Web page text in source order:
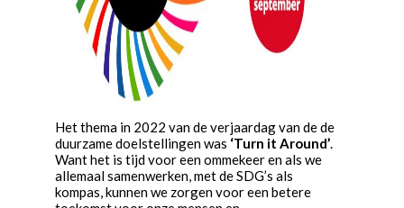
Het thema in 2022 van de verjaardag van de de
duurzame doelstellingen was ‘Turn it Around’.
Want het is tijd voor een ommekeer en als we
allemaal samenwerken, met de SDG’s als
kompas, kunnen we zorgen voor een betere